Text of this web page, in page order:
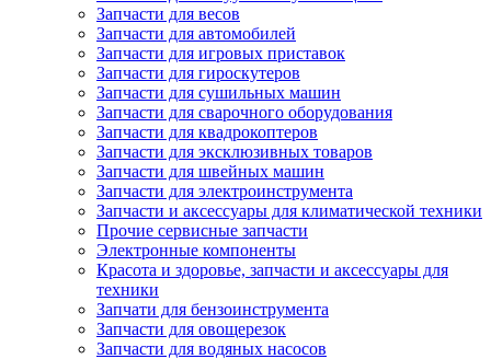
Запчасти для весов
Запчасти для автомобилей
Запчасти для игровых приставок
Запчасти для гироскутеров
Запчасти для сушильных машин
Запчасти для сварочного оборудования
Запчасти для квадрокоптеров
Запчасти для эксклюзивных товаров
Запчасти для швейных машин
Запчасти для электроинструмента
Запчасти и аксессуары для климатической техники
Прочие сервисные запчасти
Электронные компоненты
Красота и здоровье, запчасти и аксессуары для
техники
Запчати для бензоинструмента
Запчасти для овощерезок
Запчасти для водяных насосов